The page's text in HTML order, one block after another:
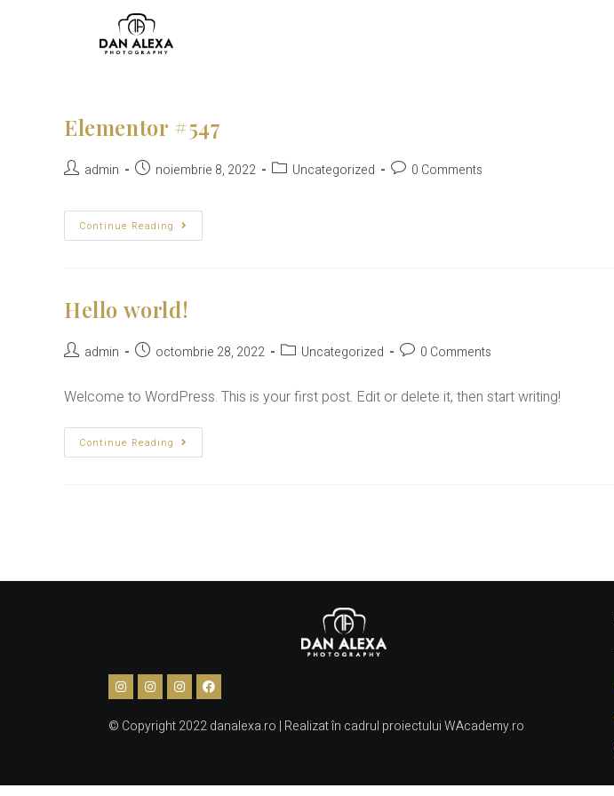
Elementor #547
admin noiembrie 8, 2022 Uncategorized 0 Comments
Continue Reading
Hello world!
admin octombrie 28, 2022 Uncategorized 0 Comments
Welcome to WordPress. This is your first post. Edit or delete it, then start writing!
Continue Reading
© Copyright 2022 danalexa.ro | Realizat în cadrul proiectuluiWAcademy.ro